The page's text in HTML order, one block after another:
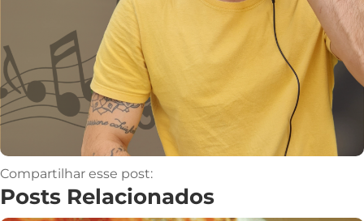
Compartilhar esse post:
Posts Relacionados